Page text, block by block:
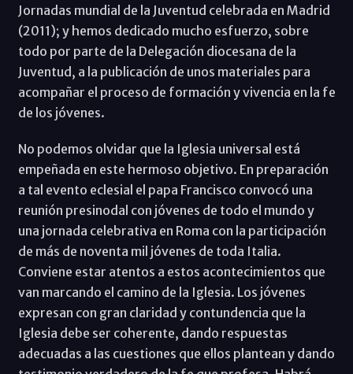
Jornadas mundial de la Juventud celebrada en Madrid
(2011); y hemos dedicado mucho esfuerzo, sobre
todo por parte de la Delegación diocesana de la
Juventud, a la publicación de unos materiales para
acompañar el proceso de formación y vivencia en la fe
de los jóvenes.
No podemos olvidar que la Iglesia universal está
empeñada en este hermoso objetivo. En preparación
a tal evento eclesial el papa Francisco convocó una
reunión presinodal con jóvenes de todo el mundo y
una jornada celebrativa en Roma con la participación
de más de noventa mil jóvenes de toda Italia.
Conviene estar atentos a estos acontecimientos que
van marcando el camino de la Iglesia. Los jóvenes
expresan con gran claridad y contundencia que la
Iglesia debe ser coherente, dando respuestas
adecuadas a las cuestiones que ellos plantean y dando